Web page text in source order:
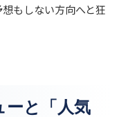
もしない方向へと狂
ーと「人気